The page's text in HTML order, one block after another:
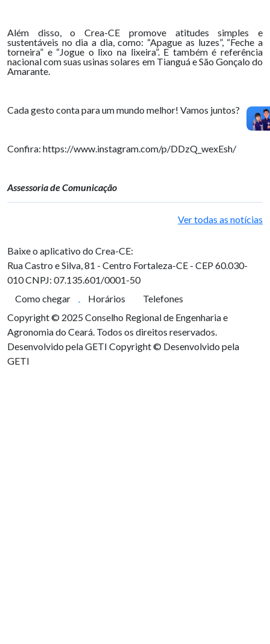
Além disso, o Crea-CE promove atitudes simples e
sustentáveis no dia a dia, como: “Apague as luzes”, “Feche a
torneira” e “Jogue o lixo na lixeira”. E também é referência
nacional com suas usinas solares em Tianguá e São Gonçalo do
Amarante.
Cada gesto conta para um mundo melhor! Vamos juntos?
Confira: https://www.instagram.com/p/DDzQ_wexEsh/
Assessoria de Comunicação
Ver todas as notícias
Baixe o aplicativo do Crea-CE:
Rua Castro e Silva, 81 - Centro Fortaleza-CE - CEP 60.030-
010CNPJ: 07.135.601/0001-50
Como chegar
Horários
Telefones
Copyright © 2025 Conselho Regional de Engenharia e
Agronomia do Ceará. Todos os direitos reservados.
Desenvolvido pela GETI Copyright © Desenvolvido pela
GETI